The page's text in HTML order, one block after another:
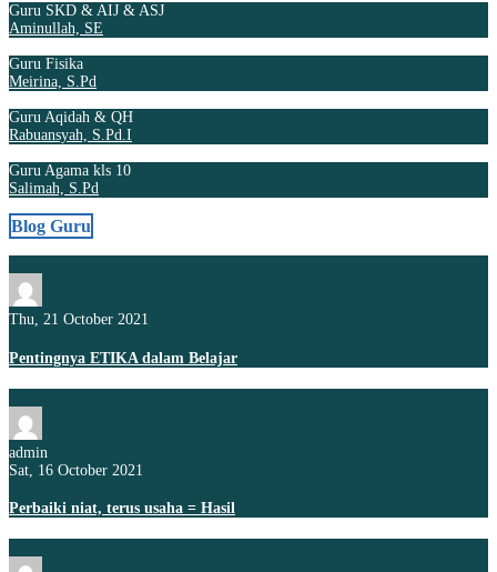
Guru SKD & AIJ & ASJ
Aminullah, SE
Guru Fisika
Meirina, S.Pd
Guru Aqidah & QH
Rabuansyah, S.Pd.I
Guru Agama kls 10
Salimah, S.Pd
Blog Guru
Thu, 21 October 2021
Pentingnya ETIKA dalam Belajar
admin
Sat, 16 October 2021
Perbaiki niat, terus usaha = Hasil